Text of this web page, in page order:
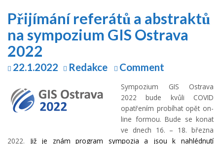
Přijímání referátů a abstraktů
na sympozium GIS Ostrava
2022
22.1.2022 Redakce Comment
Sympozium GIS Ostrava
2022 bude kvůli COVID
opatřením probíhat opět on-
line formou. Bude se konat
ve dnech 16. – 18. března
2022. Již je znám program sympozia a jsou k nahlédnutí